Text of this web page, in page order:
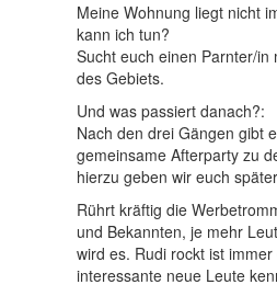
Meine Wohnung liegt nicht
kann ich tun?
Sucht euch einen Parnter/
des Gebiets.
Und was passiert danach?:
Nach den drei Gängen gibt
gemeinsame Afterparty zu
hierzu geben wir euch
Rührt kräftig die
und Bekannten, je mehr
wird es. Rudi rockt ist
interessante neue Leute